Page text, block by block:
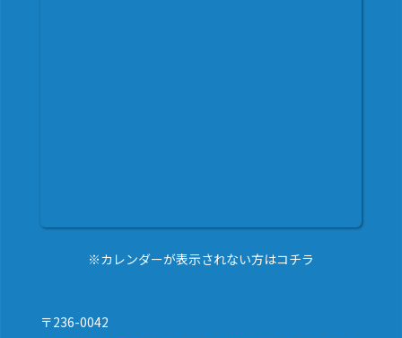
※カレンダーが表示されない方はコチラ
〒236-0042